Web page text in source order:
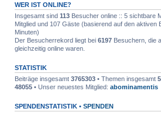
WER IST ONLINE?
Insgesamt sind 113 Besucher online :: 5 sichtbare
Mitglied und 107 Gäste (basierend auf den aktiven
Minuten)
Der Besucherrekord liegt bei 6197 Besuchern, die
gleichzeitig online waren.
STATISTIK
Beiträge insgesamt 3765303 • Themen insgesamt
48055 • Unser neuestes Mitglied: abominamentis
SPENDENSTATISTIK • SPENDEN